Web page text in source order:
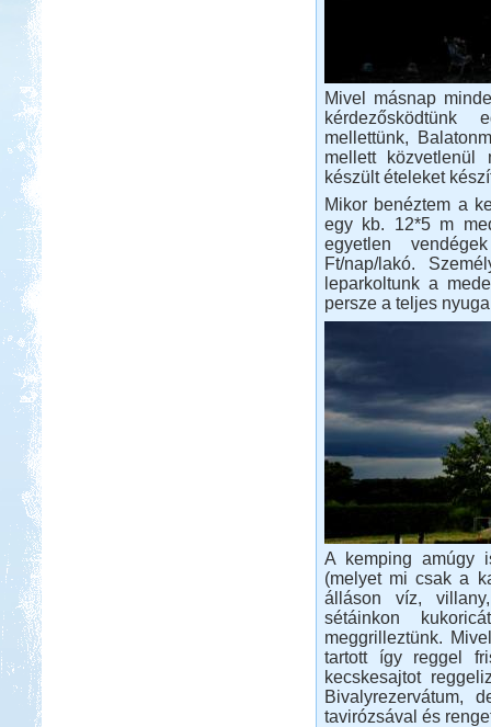
Mivel másnap
kérdezősködtünk
mellettünk,
mellett közvetlenül
készült ételeket
Mikor benéztem a
egy kb. 12*5 m
egyetlen
Ft/nap/lakó.
leparkoltunk a
persze a teljes
A kemping amúgy
(melyet mi csak a
álláson víz,
sétáinkon
meggrilleztünk.
tartott így reggel
kecskesajtot
Bivalyrezervátum,
tavirózsával és